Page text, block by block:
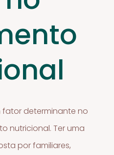
fator determinante no
nutricional. Ter uma
por familiares,